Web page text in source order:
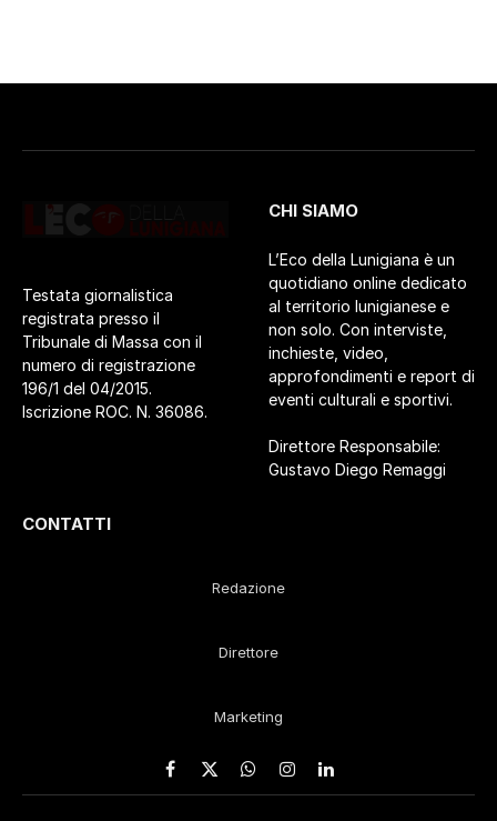
Testata giornalistica
registrata presso il
Tribunale di Massa con il
numero di registrazione
196/1 del 04/2015.
Iscrizione ROC. N. 36086.
CHI SIAMO
L’Eco della Lunigiana è un
quotidiano online dedicato
al territorio lunigianese e
non solo. Con interviste,
inchieste, video,
approfondimenti e report di
eventi culturali e sportivi.
Direttore Responsabile:
Gustavo Diego Remaggi
CONTATTI
Redazione
Direttore
Marketing
Facebook
X
WhatsApp
Instagram
LinkedIn